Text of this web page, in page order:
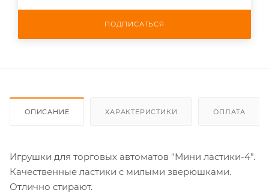
ПОДПИСАТЬСЯ
ОПИСАНИЕ ХАРАКТЕРИСТИКИ ОПЛАТА
Игрушки для торговых автоматов "Мини ластики-4".
Качественные ластики с милыми зверюшками.
Отлично стирают.